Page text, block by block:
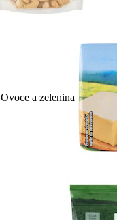
Ovoce a zelenina